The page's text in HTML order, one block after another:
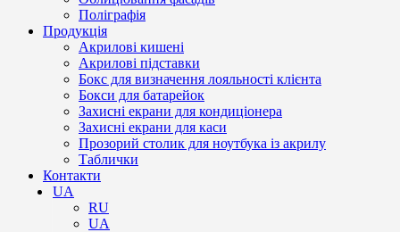
Поліграфія
Продукція
Акрилові кишені
Акрилові підставки
Бокс для визначення лояльності клієнта
Бокси для батарейок
Захисні екрани для кондиціонера
Захисні екрани для каси
Прозорий столик для ноутбука із акрилу
Таблички
Контакти
UA
RU
UA